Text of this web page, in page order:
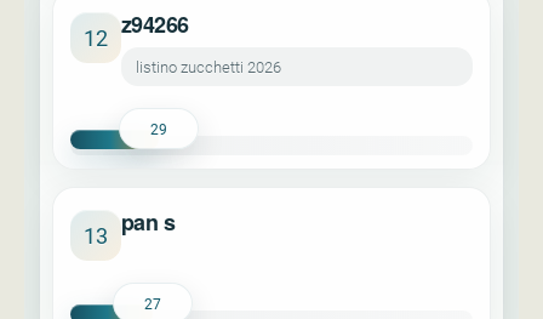
12 z94266
listino zucchetti 2026
29
13 pan s
27